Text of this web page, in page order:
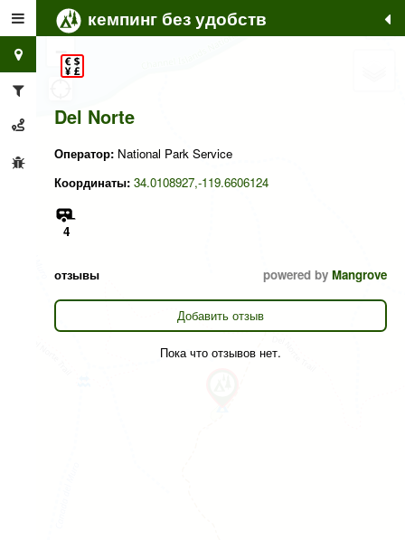
кемпинг без удобств
Del Norte
Оператор: National Park Service
Координаты: 34.0108927,-119.6606124
4
отзывы powered by Mangrove
Добавить отзыв
Пока что отзывов нет.
+
−